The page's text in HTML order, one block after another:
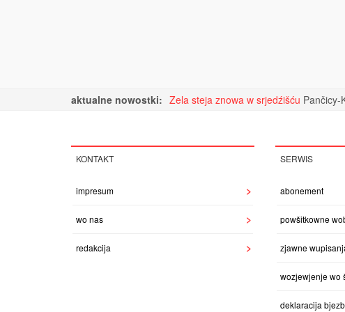
aktualne nowostki: Zela steja znowa w srjedźišću Pančicy-
KONTAKT
impresum
wo nas
redakcija
SERWIS
abonement
powšitkowne
zjawne
wozjewjenje wo
deklaracija